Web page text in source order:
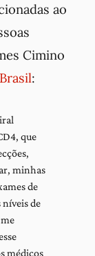
ao
Cimino
:
que
minhas
de
de
médicos